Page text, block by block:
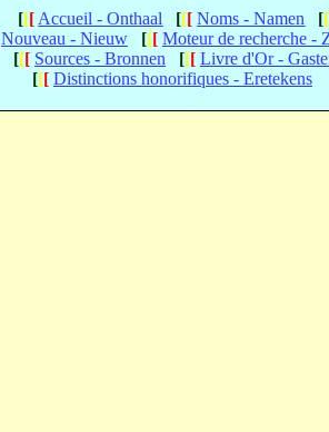
[[[ Accueil - Onthaal [[[ Noms - Namen [[
Nouveau - Nieuw [[[ Moteur de recherche -
[[[ Sources - Bronnen [[[ Livre d'Or -
[[[ Distinctions honorifiques - Eretekens